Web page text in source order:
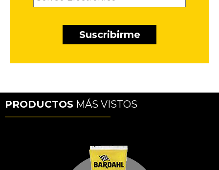
PRODUCTOS MÁS VISTOS